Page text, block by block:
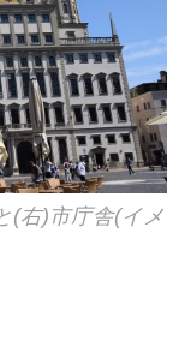
(右)市庁舎(イメ